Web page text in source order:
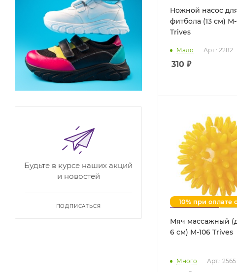
Ножной насос
фитбола (13 см) М-
Trives
Мало Арт.: 2282
310 ₽
10% при оплате
Мяч массажный
6 см) М-106 Trives
Много Арт.: 2565
Будьте в курсе наших акций
и новостей
ПОДПИСАТЬСЯ